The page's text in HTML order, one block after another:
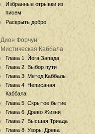
Избранные отрывки из
писем
Раскрыть добро
Дион Форчун
Мистическая Каббала
Глава 1. Йога Запада
Глава 2. Выбор пути
Глава 3. Метод Каббалы
Глава 4. Неписаная
Каббала
Глава 5. Скрытое бытие
Глава 6. Древо Жизни
Глава 7. Высшая Триада
Глава 8. Узоры Древа